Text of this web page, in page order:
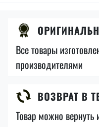
Все товары
производителями
ВОЗВРАТ В
Товар можно